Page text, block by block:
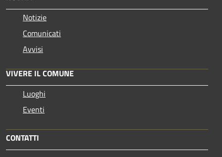
Notizie
Comunicati
Avvisi
VIVERE IL COMUNE
Luoghi
Eventi
CONTATTI